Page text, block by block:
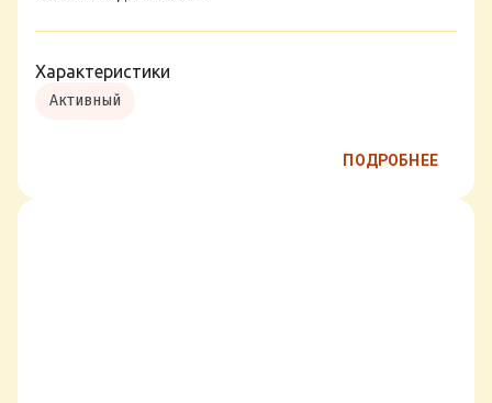
Характеристики
Активный
ПОДРОБНЕЕ